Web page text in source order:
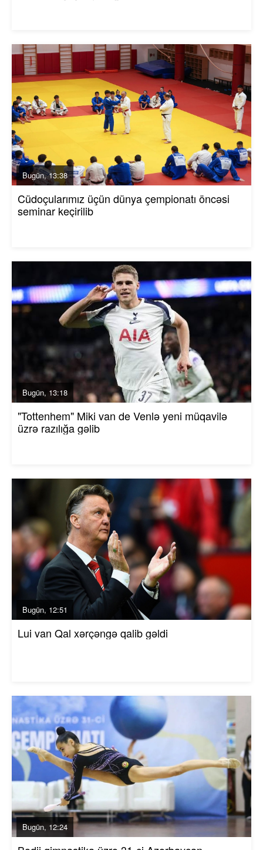
Bugün, 13:38
Cüdoçularımız üçün dünya çempionatı öncəsi
seminar keçirilib
Bugün, 13:18
"Tottenhem" Miki van de Venlə yeni müqavilə
üzrə razılığa gəlib
Bugün, 12:51
Lui van Qal xərçəngə qalib gəldi
Bugün, 12:24